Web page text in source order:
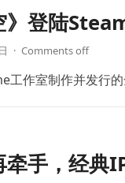
》登陆
· Comments off
工作室制作并发行
牵手，经典